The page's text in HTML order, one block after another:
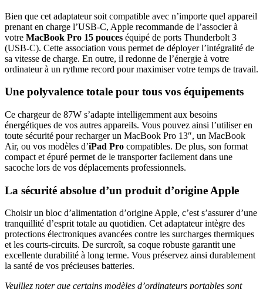
Bien que cet adaptateur soit compatible avec n’importe quel appareil
prenant en charge l’USB-C, Apple recommande de l’associer à
votre MacBook Pro 15 pouces équipé de ports Thunderbolt 3
(USB-C). Cette association vous permet de déployer l’intégralité de
sa vitesse de charge. En outre, il redonne de l’énergie à votre
ordinateur à un rythme record pour maximiser votre temps de travail.
Une polyvalence totale pour tous vos équipements
Ce chargeur de 87W s’adapte intelligemment aux besoins
énergétiques de vos autres appareils. Vous pouvez ainsi l’utiliser en
toute sécurité pour recharger un MacBook Pro 13″, un MacBook
Air, ou vos modèles d’iPad Pro compatibles. De plus, son format
compact et épuré permet de le transporter facilement dans une
sacoche lors de vos déplacements professionnels.
La sécurité absolue d’un produit d’origine Apple
Choisir un bloc d’alimentation d’origine Apple, c’est s’assurer d’une
tranquillité d’esprit totale au quotidien. Cet adaptateur intègre des
protections électroniques avancées contre les surcharges thermiques
et les courts-circuits. De surcroît, sa coque robuste garantit une
excellente durabilité à long terme. Vous préservez ainsi durablement
la santé de vos précieuses batteries.
Veuillez noter que certains modèles d’ordinateurs portables sont